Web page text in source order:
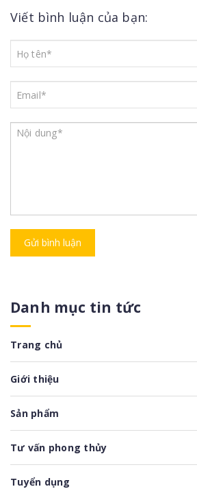
Viết bình luận của bạn:
Gửi bình luận
Danh mục tin tức
Trang chủ
Giới thiệu
Sản phẩm
Tư vấn phong thủy
Tuyển dụng